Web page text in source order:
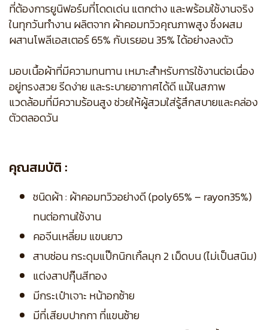
ที่ต้องการยูนิฟอร์มที่โดดเด่น แตกต่าง และพร้อมใช้งานจริง
ในทุกวันทำงาน ผลิตจาก ผ้าคอมทวิวคุณภาพสูง ซึ่งผสม
ผสานโพลีเอสเตอร์ 65% กับเรยอน 35% ได้อย่างลงตัว
มอบเนื้อผ้าที่มีความทนทาน เหมาะสำหรับการใช้งานต่อเนื่อง
อยู่ทรงสวย รีดง่าย และระบายอากาศได้ดี แม้ในสภาพ
แวดล้อมที่มีความร้อนสูง ช่วยให้ผู้สวมใส่รู้สึกสบายและคล่อง
ตัวตลอดวัน
คุณสมบัติ :
ชนิดผ้า : ผ้าคอมทวิวอย่างดี (poly65% – rayon35%)
ทนต่อกานใช้งาน
คอจีนเหลี่ยม แขนยาว
สาบซ่อน กระดุมแป๊กนิกเกิ้ลมุก 2 เม็ดบน (ไม่เป็นสนิม)
แต่งสาปกุ๊นสีทอง
มีกระเป๋าเจาะ หน้าอกซ้าย
มีที่เสียบปากกา ที่แขนซ้าย